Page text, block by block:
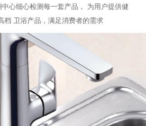
心细心检测每一套产品， 为用户提供健
档 卫浴产品，满足消费者的需求